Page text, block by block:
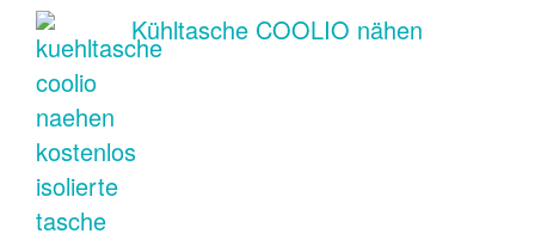
Kühltasche COOLIO nähen